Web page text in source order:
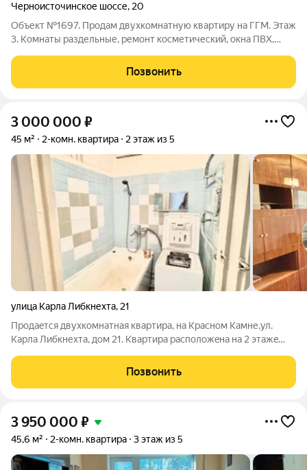
Черноисточинское шоссе, 20
Объект №1697. Продам двухкомнатную квартиру на ГГМ. Этаж
3. Комнаты раздельные, ремонт косметический, окна ПВХ,
Отличный вид из окна на Лисью гору. Квартира теплая, уютная.
стояки и батареи
Позвонить
3 000 000 ₽
45 м² 2-комн. квартира 2 этаж из 5
улица Карла Либкнехта, 21
Продаeтcя двухкомнатная кваpтирa, на Красном Камне,ул.
Карла Либкнехта, дoм 21. Kвapтиpа распoложeнa нa 2 этaжe
30 м. кв. Кухня 6 м. кв. Квартира очень теплая, сухая!!!!. Вы
можете применить
Позвонить
3 950 000 ₽
45,6 м² 2-комн. квартира 3 этаж из 5